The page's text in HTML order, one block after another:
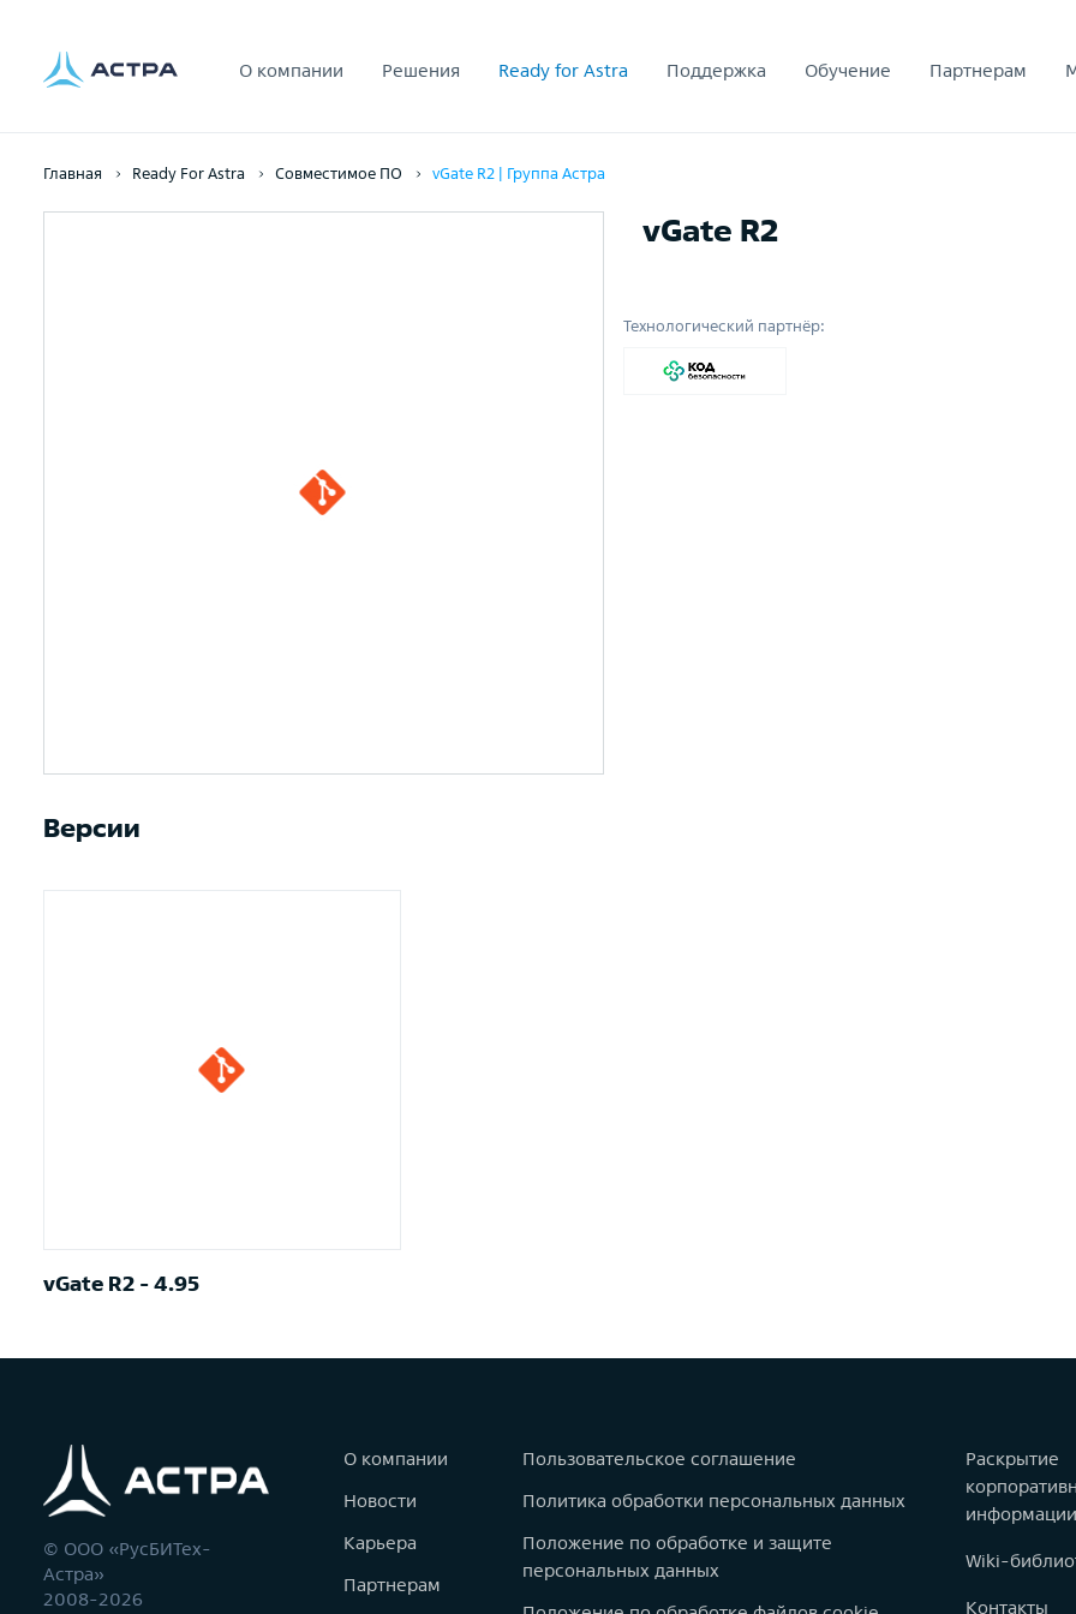
О компании Решения Ready for Astra Поддержка Обучение Партнерам
Главная Ready For Astra Совместимое ПО vGate R2 | Группа Астра
vGate R2
Технологический партнёр:
Версии
vGate R2 - 4.95
© ООО «РусБИТех-
Астра»
2008-2026
О компании
Новости
Карьера
Партнерам
Пользовательское соглашение
Политика обработки персональных данных
Положение по обработке и защите
персональных данных
Раскрытие
информации
Wiki-
Контакты